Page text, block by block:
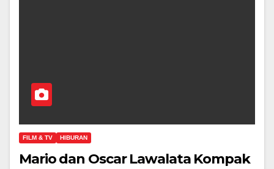
FILM & TV HIBURAN
Mario dan Oscar Lawalata Kompak